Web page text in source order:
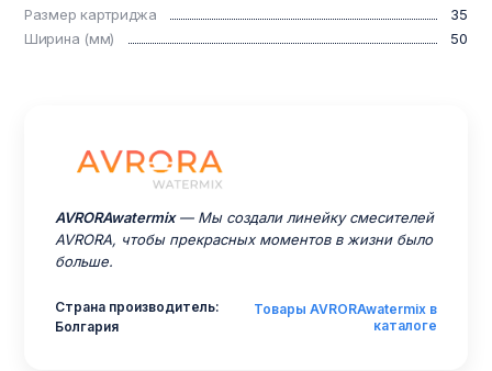
Размер картриджа
35
Ширина (мм)
50
AVRORAwatermix— Мы создали линейку смесителей
AVRORA, чтобы прекрасных моментов в жизни было
больше.
Страна производитель:
Болгария
Товары AVRORAwatermix в
каталоге